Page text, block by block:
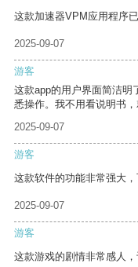
这款加速器VPM应用程序
2025-09-07
游客
这款app的用户界面简洁明
悉操作。我不用看说明书，
2025-09-07
游客
这款软件的功能非常强大
2025-09-07
游客
这款游戏的剧情非常感人，